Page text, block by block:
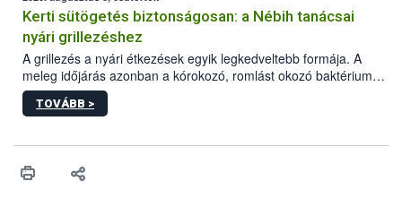
védekezésre. Az Oroganic készítmény kis kiszerelésben kiskerti
felhasználók számára is elérhető és ökológiai termesztésben is
engedélyezett.
Kerti sütögetés biztonságosan: a Nébih tanácsai
nyári grillezéshez
A grillezés a nyári étkezések egyik legkedveltebb formája. A
meleg időjárás azonban a kórokozó, romlást okozó baktériumok
gyorsabb szaporodásának is kedvez. A szabadtéri sütögetés
ezért nem csupán a megfelelő sütési technikáról szól: legalább
higiéniai szabályok betartása, a megfelelő hőkezelés, valamint a
biztonsági Hivatal (Nébih) Oktatási Programja összegyűjtötte a
TOVÁBB >